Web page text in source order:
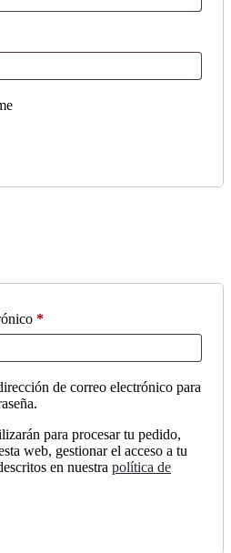
*Obligatorio
de correo electrónico para
para procesar tu pedido,
web, gestionar el acceso a tu
en nuestra política de